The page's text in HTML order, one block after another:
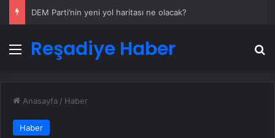
DEM Parti’nin yeni yol haritası ne olacak?
Menü
Reşadiye Haber
Anasayfa / Haber
Haber